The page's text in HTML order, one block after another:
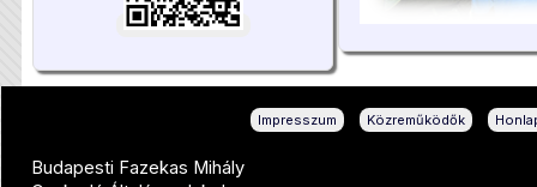
Impresszum Közreműködők
Budapesti Fazekas Mihály